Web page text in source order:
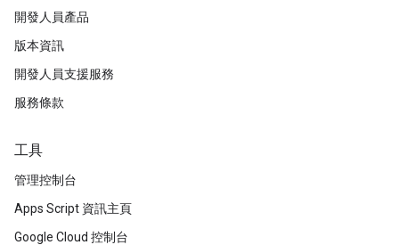
開發人員產品
版本資訊
開發人員支援服務
服務條款
工具
管理控制台
Apps Script 資訊主頁
Google Cloud 控制台